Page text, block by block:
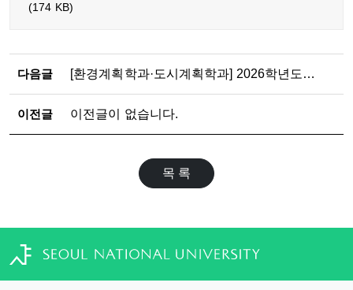
(174 KB)
다음글 [환경계획학과·도시계획학과] 2026학년도 2학기 석·박사과정 논문제출자격시험 응시자 수료 점검표 제출 안내
이전글 이전글이 없습니다.
목 록